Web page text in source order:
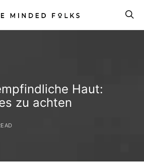
Haut:
zu achten